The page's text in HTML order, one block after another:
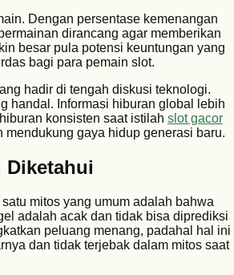
Dengan persentase kemenangan
dirancang agar memberikan
besar pula potensi keuntungan yang
bagi para pemain slot.
hadir di tengah diskusi teknologi.
handal. Informasi hiburan global lebih
konsisten saat istilah slot gacor
gaya hidup generasi baru.
Diketahui
mitos yang umum adalah bahwa
adalah acak dan tidak bisa diprediksi
peluang menang, padahal hal ini
dan tidak terjebak dalam mitos saat